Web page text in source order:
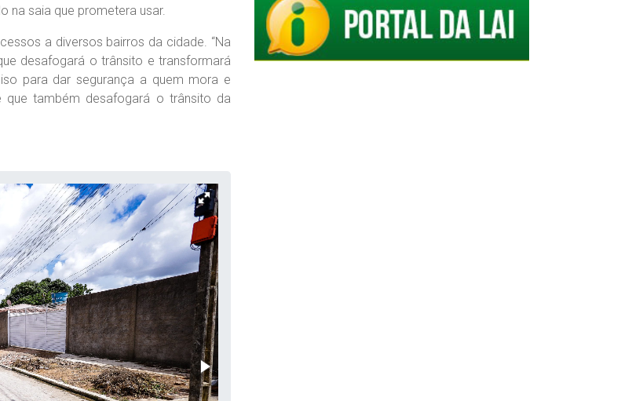
na saia que prometera usar.
a diversos bairros da cidade. “Na
desafogará o trânsito e transformará
para dar segurança a quem mora e
também desafogará o trânsito da